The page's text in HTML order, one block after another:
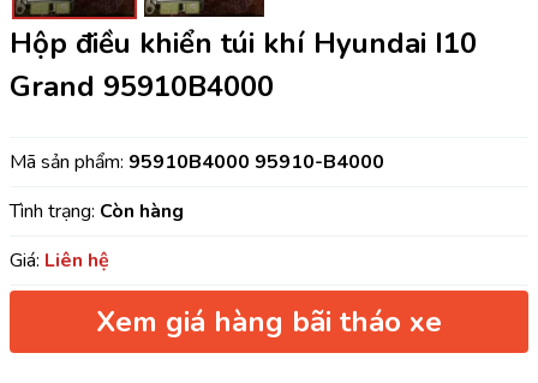
Hộp điều khiển túi khí Hyundai I10
Grand 95910B4000
Mã sản phẩm: 95910B4000 95910-B4000
Tình trạng: Còn hàng
Giá: Liên hệ
Xem giá hàng bãi tháo xe